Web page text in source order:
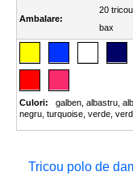
Ambalare:
20
bax
Culori: galben albastru alb
negru turquoise verde
Tricou polo de